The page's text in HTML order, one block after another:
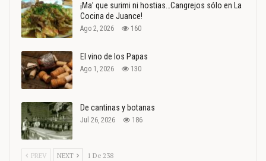
¡Ma’ que surimi ni hostias…Cangrejos sólo en La
Cocina de Juance!
Ago 2, 2026 160
El vino de los Papas
Ago 1, 2026 130
De cantinas y botanas
Jul 26, 2026 186
PREV NEXT 1 De 238